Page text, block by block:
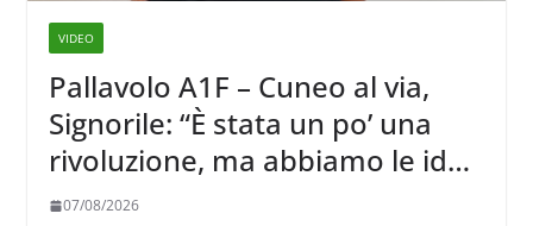
VIDEO
Pallavolo A1F – Cuneo al via,
Signorile: “È stata un po’ una
rivoluzione, ma abbiamo le idee
chiare siu cosa vogliamo fare”
07/08/2026